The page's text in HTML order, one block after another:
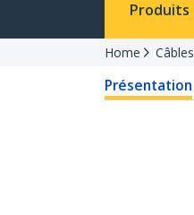
Produits
Home Câbles
Présentation